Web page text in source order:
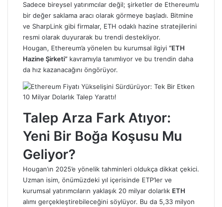
Sadece bireysel yatırımcılar değil; şirketler de Ethereum’u
bir değer saklama aracı olarak görmeye başladı. Bitmine
ve SharpLink gibi firmalar, ETH odaklı hazine stratejilerini
resmi olarak duyurarak bu trendi destekliyor.
Hougan, Ethereum’a yönelen bu kurumsal ilgiyi “ETH
Hazine Şirketi” kavramıyla tanımlıyor ve bu trendin daha
da hız kazanacağını öngörüyor.
Talep Arza Fark Atıyor:
Yeni Bir Boğa Koşusu Mu
Geliyor?
Hougan’ın 2025’e yönelik tahminleri oldukça dikkat çekici.
Uzman isim, önümüzdeki yıl içerisinde ETP’ler ve
kurumsal yatırımcıların yaklaşık 20 milyar dolarlık ETH
alımı gerçekleştirebileceğini söylüyor. Bu da 5,33 milyon